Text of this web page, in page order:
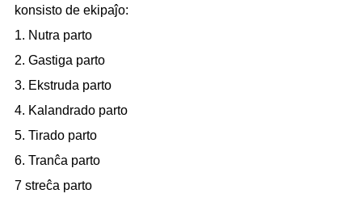
konsisto de ekipaĵo:
1. Nutra parto
2. Gastiga parto
3. Ekstruda parto
4. Kalandrado parto
5. Tirado parto
6. Tranĉa parto
7 streĉa parto